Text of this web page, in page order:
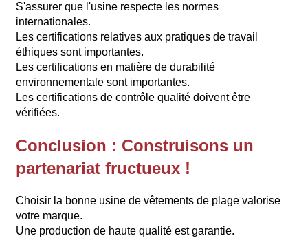
S'assurer que l'usine respecte les normes
internationales.
Les certifications relatives aux pratiques de travail
éthiques sont importantes.
Les certifications en matière de durabilité
environnementale sont importantes.
Les certifications de contrôle qualité doivent être
vérifiées.
Conclusion : Construisons un
partenariat fructueux !
Choisir la bonne usine de vêtements de plage valorise
votre marque.
Une production de haute qualité est garantie.